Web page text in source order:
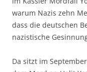
warum Nazis zehn
dass die deutschen
nazistische
Da sitzt im